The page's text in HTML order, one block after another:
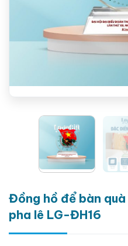
Đồng hồ để bàn
pha lê LG-ĐH16